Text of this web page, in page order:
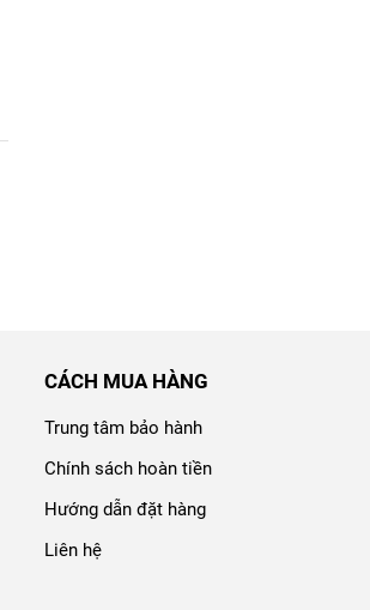
CÁCH MUA HÀNG
Trung tâm bảo hành
Chính sách hoàn tiền
Hướng dẫn đặt hàng
Liên hệ